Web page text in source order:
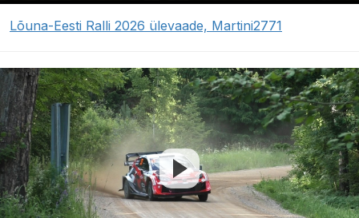
Lõuna-Eesti Ralli 2026 ülevaade, Martini2771